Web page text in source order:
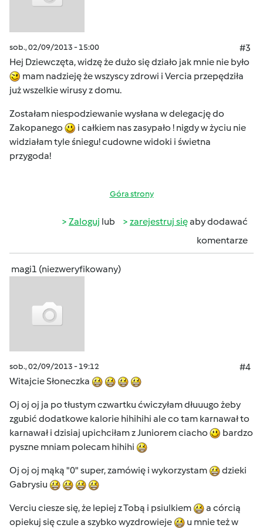
sob., 02/09/2013 - 15:00
#3
Hej Dziewczęta, widzę że dużo się działo jak mnie nie było
mam nadzieję że wszyscy zdrowi i Vercia przepędziła
już wszelkie wirusy z domu.
Zostałam niespodziewanie wysłana w delegację do
Zakopanego
i całkiem nas zasypało ! nigdy w życiu nie
widziałam tyle śniegu! cudowne widoki i świetna
przygoda!
Góra strony
Zaloguj lub zarejestruj sięaby dodawać
komentarze
magi1 (niezweryfikowany)
sob., 02/09/2013 - 19:12
#4
Witajcie Słoneczka
Oj oj oj ja po tłustym czwartku ćwiczyłam dłuuugo żeby
zgubić dodatkowe kalorie hihihihi ale co tam karnawał to
karnawał i dzisiaj upichciłam z Juniorem ciacho
bardzo
pyszne mniam polecam hihihi
Oj oj oj mąką "0" super, zamówię i wykorzystam
dzieki
Gabrysiu
Verciu ciesze się, że lepiej z Tobą i psiulkiem
a córcią
opiekuj się czule a szybko wyzdrowieje
u mnie też w